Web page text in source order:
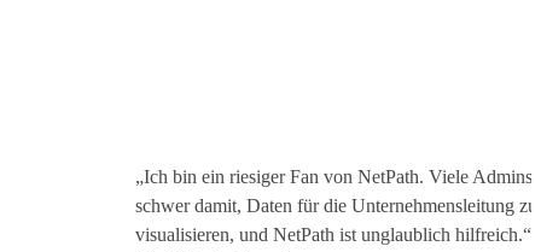
„Ich bin ein riesiger Fan von NetPath. Viele Admins
schwer damit, Daten für die Unternehmensleitung zu
visualisieren, und NetPath ist unglaublich hilfreich.“